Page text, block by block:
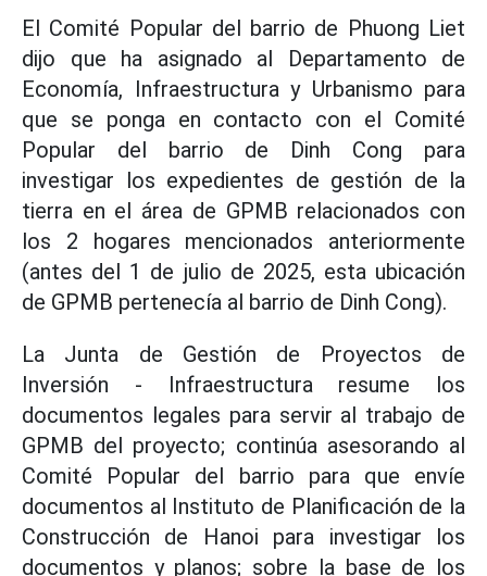
El Comité Popular del barrio de Phuong Liet
dijo que ha asignado al Departamento de
Economía, Infraestructura y Urbanismo para
que se ponga en contacto con el Comité
Popular del barrio de Dinh Cong para
investigar los expedientes de gestión de la
tierra en el área de GPMB relacionados con
los 2 hogares mencionados anteriormente
(antes del 1 de julio de 2025, esta ubicación
de GPMB pertenecía al barrio de Dinh Cong).
La Junta de Gestión de Proyectos de
Inversión - Infraestructura resume los
documentos legales para servir al trabajo de
GPMB del proyecto; continúa asesorando al
Comité Popular del barrio para que envíe
documentos al Instituto de Planificación de la
Construcción de Hanoi para investigar los
documentos y planos; sobre la base de los